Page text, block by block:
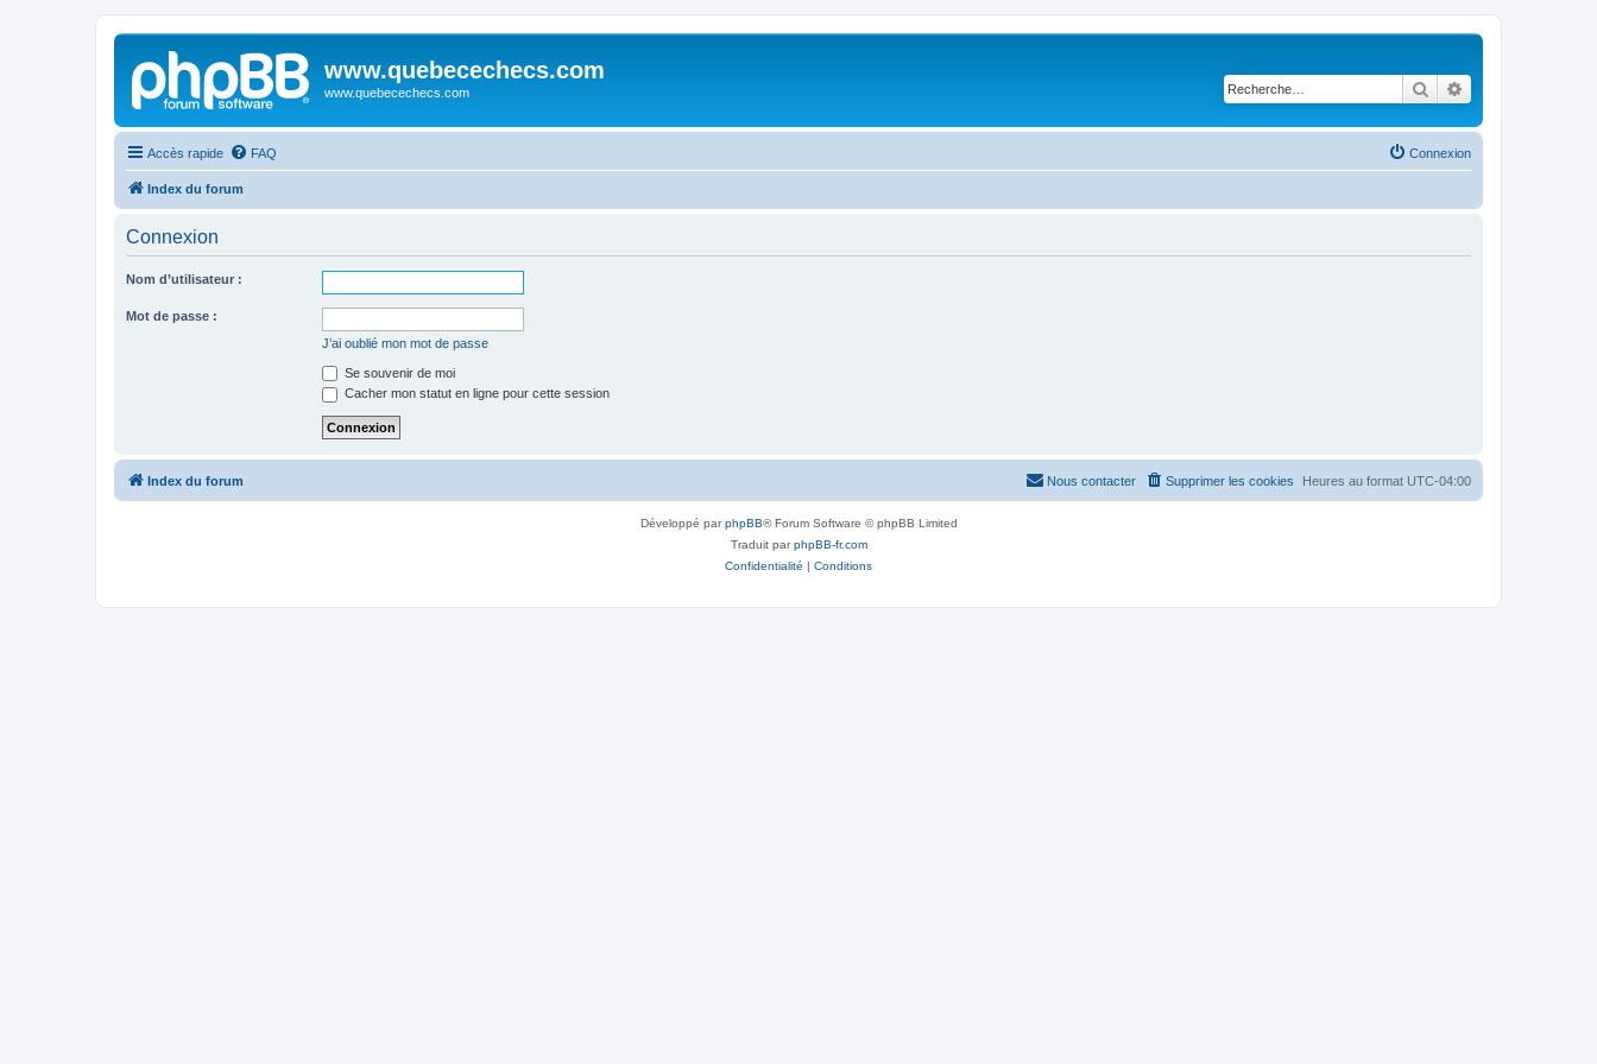
www.quebecechecs.com
www.quebecechecs.com Rechercher
Accès rapide FAQ Connexion
Index du forum
Connexion
Nom d’utilisateur :
Mot de passe :
J’ai oublié mon mot de passe
Se souvenir de moi
Cacher mon statut en ligne pour cette session
Index du forum Heures au format UTC-04:00
Supprimer les cookies
Nous contacter
Développé parphpBB® Forum Software © phpBB Limited
Traduit parphpBB-fr.com
Confidentialité | Conditions